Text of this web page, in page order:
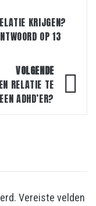
KRIJGEN?
OP 13
VOLGENDE
RELATIE TE
ADHD’ER?
Vereiste velden